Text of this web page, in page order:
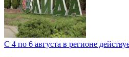
С 4 по 6 августа в регионе